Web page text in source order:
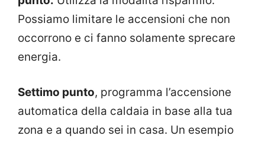
Possiamo limitare le accensioni che non
occorrono e ci fanno solamente sprecare
energia.
Settimo punto, programma l’accensione
automatica della caldaia in base alla tua
zona e a quando sei in casa. Un esempio